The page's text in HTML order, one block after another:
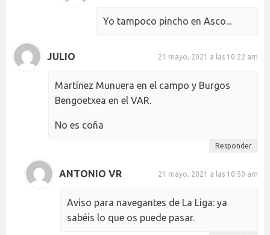
Yo tampoco pincho en Asco...
JULIO 21 mayo, 2021 a las 10:22 am
Martínez Munuera en el campo y Burgos
Bengoetxea en el VAR.
No es coña
Responder
ANTONIO VR 21 mayo, 2021 a las 10:50 am
Aviso para navegantes de La Liga: ya
sabéis lo que os puede pasar.